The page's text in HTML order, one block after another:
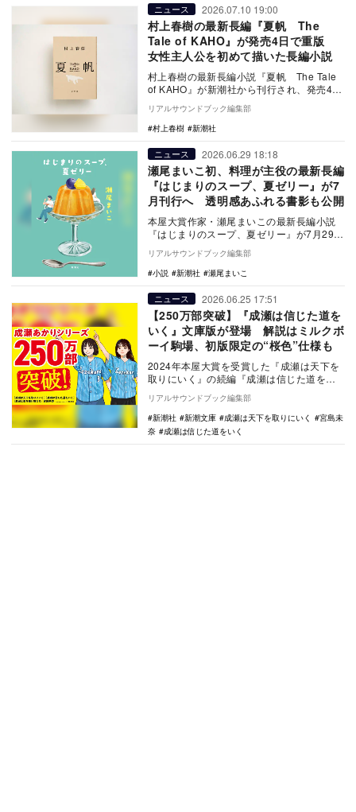
ニュース 2026.07.10 19:00
村上春樹の最新長編『夏帆 The
Tale of KAHO』が発売4日で重版
女性主人公を初めて描いた長編小説
村上春樹の最新長編小説『夏帆 The Tale
of KAHO』が新潮社から刊行され、発売4日
で5万部の重版が決定した。累計30…
リアルサウンドブック編集部
村上春樹
新潮社
ニュース 2026.06.29 18:18
瀬尾まいこ初、料理が主役の最新長編
『はじまりのスープ、夏ゼリー』が7
月刊行へ 透明感あふれる書影も公開
本屋大賞作家・瀬尾まいこの最新長編小説
『はじまりのスープ、夏ゼリー』が7月29日
に新潮社より刊行される。料理を中心に据
えた物語で…
リアルサウンドブック編集部
小説
新潮社 瀬尾まいこ
ニュース 2026.06.25 17:51
【250万部突破】『成瀬は信じた道を
いく』文庫版が登場 解説はミルクボ
ーイ駒場、初版限定の“桜色”仕様も
2024年本屋大賞を受賞した『成瀬は天下を
取りにいく』の続編『成瀬は信じた道をい
く』の文庫版が6月24日に新潮文庫より発売
された…
リアルサウンドブック編集部
新潮社
新潮文庫 成瀬は天下を取りにいく
宮島未
奈
成瀬は信じた道をいく